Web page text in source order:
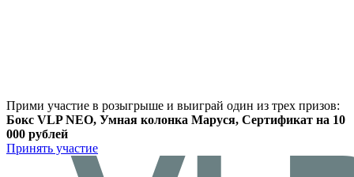
Прими участие в розыгрыше и выиграй один из трех призов:
Бокс VLP NEO, Умная колонка Маруся, Сертификат на 10
000 рублей
Принять участие